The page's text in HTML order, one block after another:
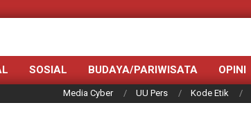
SOSIAL BUDAYA/PARIWISATA OPINI
Media Cyber UU Pers Kode Etik